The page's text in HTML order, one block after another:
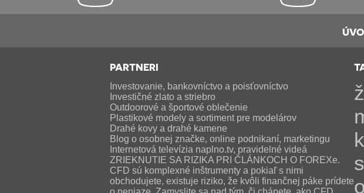
PARTNERI
Investovanie, bankovníctvo a poisťovníctvo
Investičné zlato a striebro
Outdoorové a športové oblečenie
Plastikové modely a sortiment pre modelárov
Drahé kovy a drahé kamene
Blog o osobnej značke, online podnikaní, marketingu
Internetová televízia naplno.tv, pravidelné videá
ZRIEKNUTIE SA RIZIKA PRI ČLÁNKOCH O FOREXe.
CFD sú komplexné inštrumenty a pokiaľ s nimi
obchodujete, existuje riziko, že kvôli finančnej páke prídete